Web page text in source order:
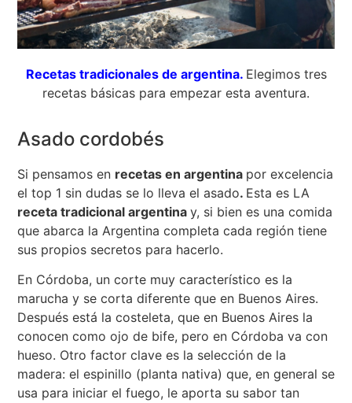
Recetas tradicionales de argentina. Elegimos tres
recetas básicas para empezar esta aventura.
Asado cordobés
Si pensamos en recetas en argentina por excelencia
el top 1 sin dudas se lo lleva el asado. Esta es LA
receta tradicional argentina y, si bien es una comida
que abarca la Argentina completa cada región tiene
sus propios secretos para hacerlo.
En Córdoba, un corte muy característico es la
marucha y se corta diferente que en Buenos Aires.
Después está la costeleta, que en Buenos Aires la
conocen como ojo de bife, pero en Córdoba va con
hueso. Otro factor clave es la selección de la
madera: el espinillo (planta nativa) que, en general se
usa para iniciar el fuego, le aporta su sabor tan